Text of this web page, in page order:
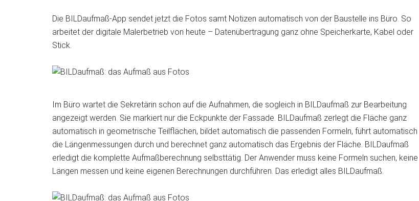
Die BILDaufmaß-App sendet jetzt die Fotos samt Notizen automatisch von der Baustelle ins Büro. So
arbeitet der digitale Malerbetrieb von heute – Datenübertragung ganz ohne Speicherkarte, Kabel oder
Stick.
Im Büro wartet die Sekretärin schon auf die Aufnahmen, die sogleich in BILDaufmaß zur Bearbeitung
angezeigt werden. Sie markiert nur die Eckpunkte der Fassade. BILDaufmaß zerlegt die Fläche ganz
automatisch in geometrische Teilflächen, bildet automatisch die passenden Formeln, führt automatisch
die Längenmessungen durch und berechnet ganz automatisch das Ergebnis der Fläche. BILDaufmaß
erledigt die komplette Aufmaßberechnung selbsttätig. Der Anwender muss keine Formeln suchen, keine
Längen messen und keine eigenen Berechnungen durchführen. Das erledigt alles BILDaufmaß.